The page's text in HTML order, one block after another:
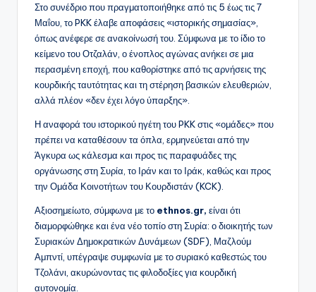
Στο συνέδριο που πραγματοποιήθηκε από τις 5 έως τις 7
Μαΐου, το PKK έλαβε αποφάσεις «ιστορικής σημασίας»,
όπως ανέφερε σε ανακοίνωσή του. Σύμφωνα με το ίδιο το
κείμενο του Οτζαλάν, ο ένοπλος αγώνας ανήκει σε μια
περασμένη εποχή, που καθορίστηκε από τις αρνήσεις της
κουρδικής ταυτότητας και τη στέρηση βασικών ελευθεριών,
αλλά πλέον «δεν έχει λόγο ύπαρξης».
Η αναφορά του ιστορικού ηγέτη του PKK στις «ομάδες» που
πρέπει να καταθέσουν τα όπλα, ερμηνεύεται από την
Άγκυρα ως κάλεσμα και προς τις παραφυάδες της
οργάνωσης στη Συρία, το Ιράν και το Ιράκ, καθώς και προς
την Ομάδα Κοινοτήτων του Κουρδιστάν (KCK).
Αξιοσημείωτο, σύμφωνα με το ethnos.gr, είναι ότι
διαμορφώθηκε και ένα νέο τοπίο στη Συρία: ο διοικητής των
Συριακών Δημοκρατικών Δυνάμεων (SDF), Μαζλούμ
Αμπντί, υπέγραψε συμφωνία με το συριακό καθεστώς του
Τζολάνι, ακυρώνοντας τις φιλοδοξίες για κουρδική
αυτονομία.